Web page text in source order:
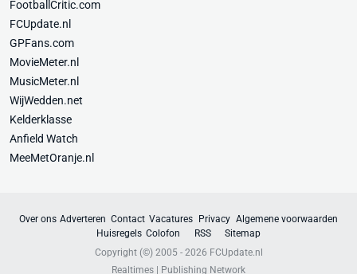
FootballCritic.com
FCUpdate.nl
GPFans.com
MovieMeter.nl
MusicMeter.nl
WijWedden.net
Kelderklasse
Anfield Watch
MeeMetOranje.nl
Over ons Adverteren Contact Vacatures Privacy Algemene voorwaarden
Huisregels Colofon RSS
Sitemap
Copyright (©) 2005 - 2026 FCUpdate.nl
Realtimes | Publishing Network